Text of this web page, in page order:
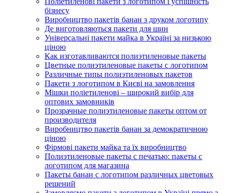
бізнесу
Виробництво пакетів банан з друком логотипу
Де виготовляються пакети для шин
Універсальні пакети майка в Україні за низькою
ціною
Как изготавливаются полиэтиленовые пакеты
Цветные полиэтиленовые пакеты с логотипом
Различные типы полиэтиленовых пакетов
Пакети з логотипом в Києві на замовлення
Мішки поліетиленові – широкий вибір для
оптових замовників
Прозрачные полиэтиленовые пакеты оптом от
производителя
Виробництво пакетів банан за демократичною
ціною
Фірмові пакети майка та їх виробництво
Полиэтиленовые пакеты с печатью: пакеты с
логотипом для магазина
Пакеты банан с логотипом различных цветовых
решений